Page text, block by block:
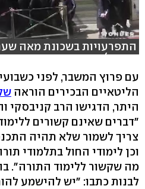
התפרעויות בשכונת מאה
אבי ס )
עם פרוץ המשבר, לפני
הליטאיים הבכירים הוראה
היתר, הדגישו הרב קניבסקי
"דברים שאינם קשורים
וכן לימודי החול בתלמודי
מה שקשור ללימוד התורה".
לבנות כתבו: "יש להישמע